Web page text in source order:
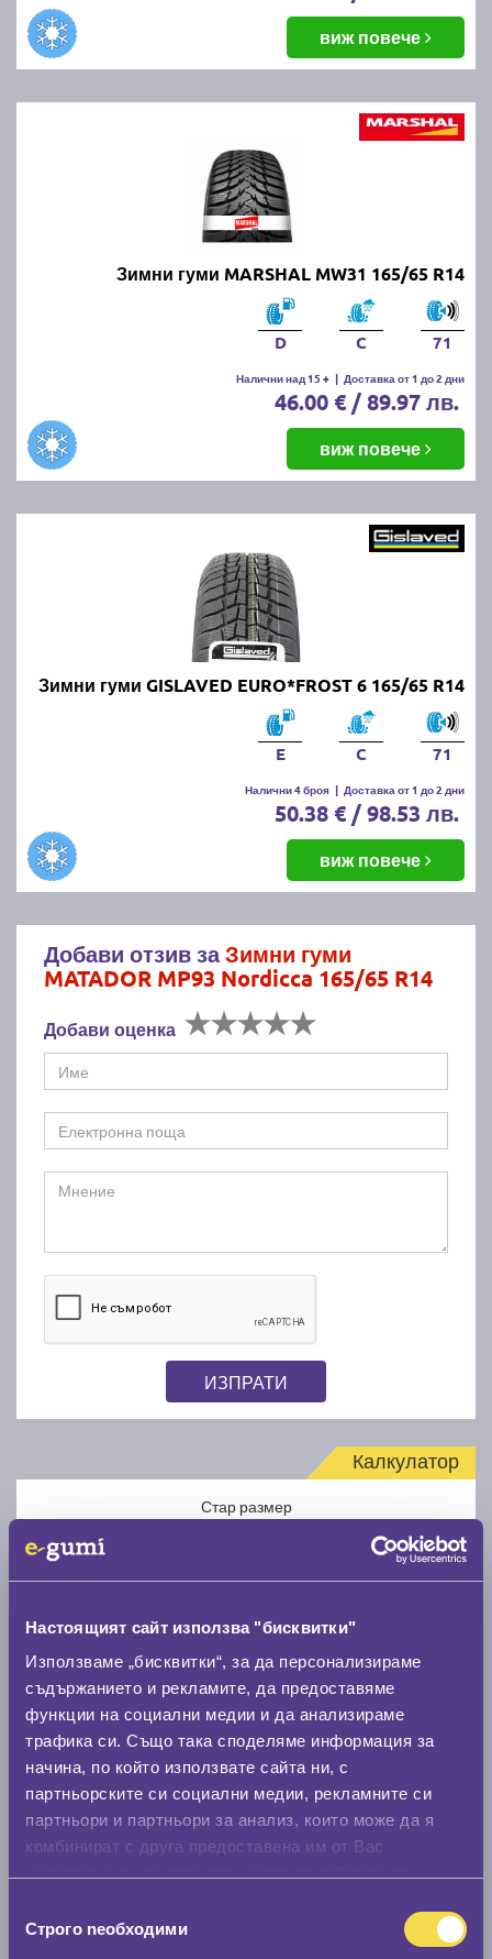
Настоящият сайт използва "бисквитки"
Използваме „бисквитки“, за да персонализираме
съдържанието и рекламите, да предоставяме
функции на социални медии и да анализираме
трафика си. Също така споделяме информация за
начина, по който използвате сайта ни, с
партньорските си социални медии, рекламните си
партньори и партньори за анализ, които може да я
комбинират с друга предоставена им от Вас
наСтрого nеобходими
виж повече
Зимни гуми MARSHAL MW31 165/65 R14
D C 71
Налични над 15 + | Доставка от 1 до 2 дни
46.00 € / 89.97 лв.
виж повече
Зимни гуми GISLAVED EURO*FROST 6 165/65 R14
E C 71
Налични 4 броя | Доставка от 1 до 2 дни
50.38 € / 98.53 лв.
виж повече
Добави отзив заЗимни гуми
MATADOR MP93 Nordicca 165/65 R14
Добави оценка
ИЗПРАТИ
Калкулатор
Стар размер
Нов размер
Стар размер
0 мм.